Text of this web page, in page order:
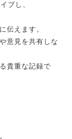
ブし、
伝えます。
意見を共有しな
貴重な記録で